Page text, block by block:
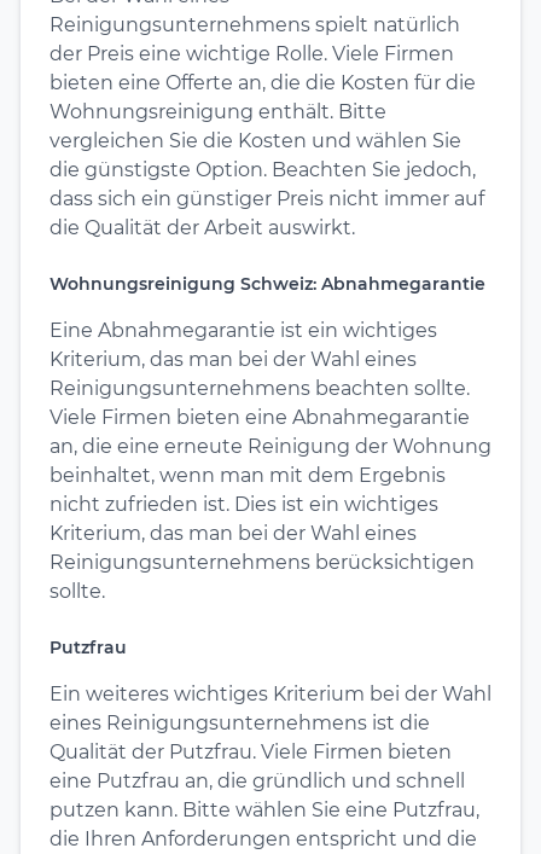
Reinigungsunternehmens spielt natürlich
der Preis eine wichtige Rolle. Viele Firmen
bieten eine Offerte an, die die Kosten für die
Wohnungsreinigung enthält. Bitte
vergleichen Sie die Kosten und wählen Sie
die günstigste Option. Beachten Sie jedoch,
dass sich ein günstiger Preis nicht immer auf
die Qualität der Arbeit auswirkt.
Wohnungsreinigung Schweiz: Abnahmegarantie
Eine Abnahmegarantie ist ein wichtiges
Kriterium, das man bei der Wahl eines
Reinigungsunternehmens beachten sollte.
Viele Firmen bieten eine Abnahmegarantie
an, die eine erneute Reinigung der Wohnung
beinhaltet, wenn man mit dem Ergebnis
nicht zufrieden ist. Dies ist ein wichtiges
Kriterium, das man bei der Wahl eines
Reinigungsunternehmens berücksichtigen
sollte.
Putzfrau
Ein weiteres wichtiges Kriterium bei der Wahl
eines Reinigungsunternehmens ist die
Qualität der Putzfrau. Viele Firmen bieten
eine Putzfrau an, die gründlich und schnell
putzen kann. Bitte wählen Sie eine Putzfrau,
die Ihren Anforderungen entspricht und die